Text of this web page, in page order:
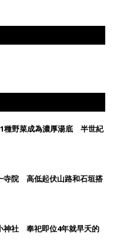
種野菜成為濃厚湯底 半世紀
寺院 高低起伏山路和石垣搭
神社 奉祀即位4年就早夭的